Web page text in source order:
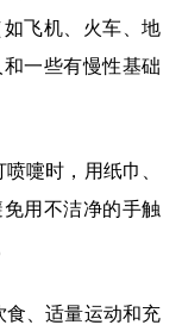
飞机、火车、地
一些有慢性基础
嚏时，用纸巾、
用不洁净的手触
食、适量运动和充